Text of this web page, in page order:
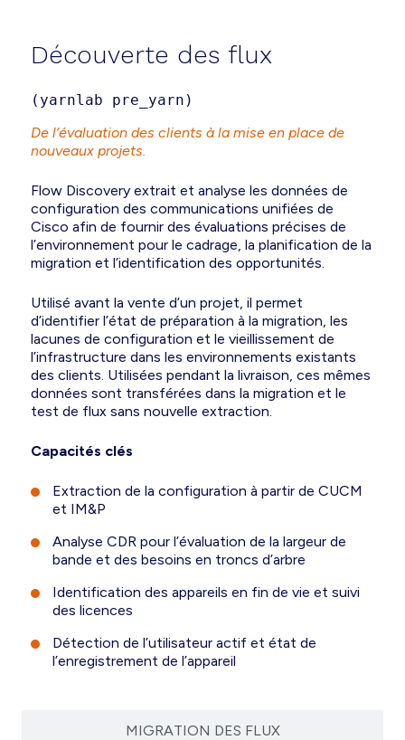
MIGRATION DES FLUX
Découverte des flux
(yarnlab pre_yarn)
De l’évaluation des clients à la mise en place de
nouveaux projets.
Flow Discovery extrait et analyse les données de
configuration des communications unifiées de
Cisco afin de fournir des évaluations précises de
l’environnement pour le cadrage, la planification de la
migration et l’identification des opportunités.
Utilisé avant la vente d’un projet, il permet
d’identifier l’état de préparation à la migration, les
lacunes de configuration et le vieillissement de
l’infrastructure dans les environnements existants
des clients. Utilisées pendant la livraison, ces mêmes
données sont transférées dans la migration et le
test de flux sans nouvelle extraction.
Capacités clés
Extraction de la configuration à partir de CUCM
et IM&P
Analyse CDR pour l’évaluation de la largeur de
bande et des besoins en troncs d’arbre
Identification des appareils en fin de vie et suivi
des licences
Détection de l’utilisateur actif et état de
l’enregistrement de l’appareil